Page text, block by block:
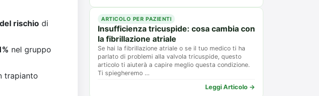
rischio di
nel gruppo
trapianto
ARTICOLO PER PAZIENTI
Insufficienza tricuspide: cosa cambia con
la fibrillazione atriale
Se hai la fibrillazione atriale o se il tuo medico ti ha
parlato di problemi alla valvola tricuspide, questo
articolo ti aiuterà a capire meglio questa condizione.
Ti spiegheremo …
Leggi Articolo →